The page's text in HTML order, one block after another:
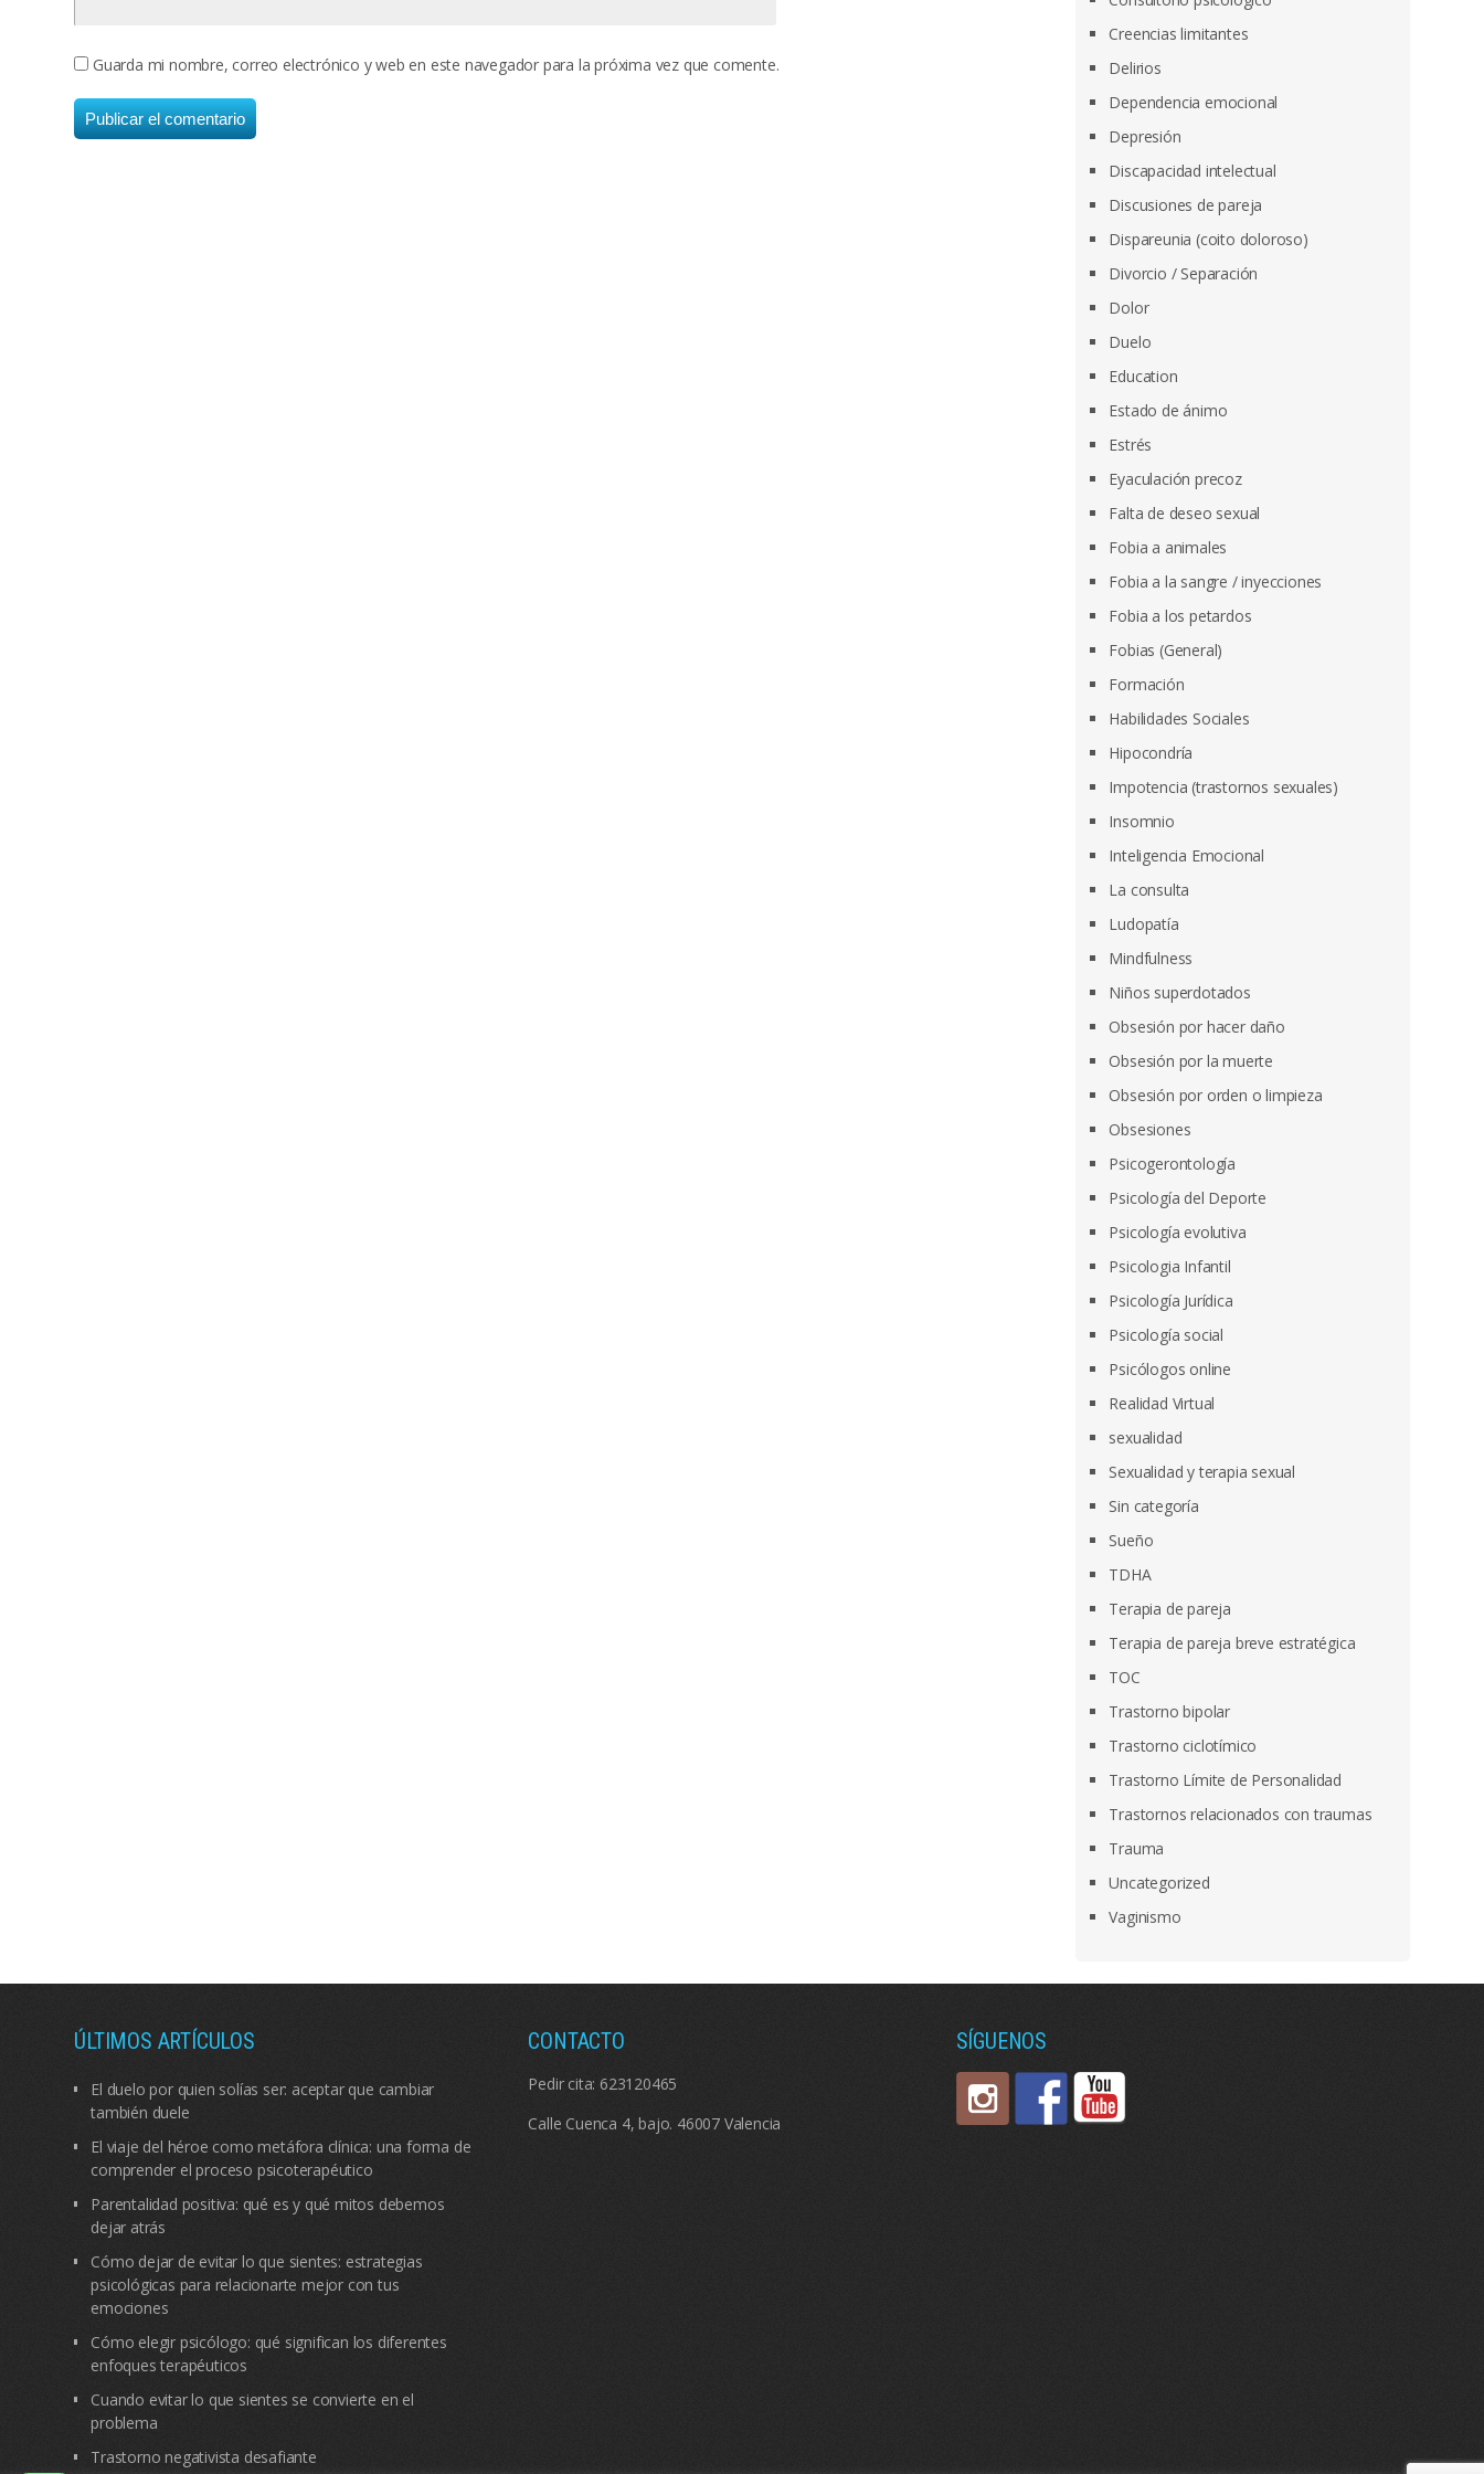
Guarda mi nombre, correo electrónico y web en este navegador para la próxima vez que comente.
Creencias limitantes
Delirios
Dependencia emocional
Depresión
Discapacidad intelectual
Discusiones de pareja
Dispareunia (coito doloroso)
Divorcio / Separación
Dolor
Duelo
Education
Estado de ánimo
Estrés
Eyaculación precoz
Falta de deseo sexual
Fobia a animales
Fobia a la sangre / inyecciones
Fobia a los petardos
Fobias (General)
Formación
Habilidades Sociales
Hipocondría
Impotencia (trastornos sexuales)
Insomnio
Inteligencia Emocional
La consulta
Ludopatía
Mindfulness
Niños superdotados
Obsesión por hacer daño
Obsesión por la muerte
Obsesión por orden o limpieza
Obsesiones
Psicogerontología
Psicología del Deporte
Psicología evolutiva
Psicologia Infantil
Psicología Jurídica
Psicología social
Psicólogos online
Realidad Virtual
sexualidad
Sexualidad y terapia sexual
Sin categoría
Sueño
TDHA
Terapia de pareja
Terapia de pareja breve estratégica
TOC
Trastorno bipolar
Trastorno ciclotímico
Trastorno Límite de Personalidad
Trastornos relacionados con traumas
Trauma
Uncategorized
Vaginismo
ÚLTIMOS ARTÍCULOS
El duelo por quien solías ser: aceptar que cambiar
también duele
El viaje del héroe como metáfora clínica: una forma de
comprender el proceso psicoterapéutico
Parentalidad positiva: qué es y qué mitos debemos
dejar atrás
Cómo dejar de evitar lo que sientes: estrategias
psicológicas para relacionarte mejor con tus
emociones
Cómo elegir psicólogo: qué significan los diferentes
enfoques terapéuticos
Cuando evitar lo que sientes se convierte en el
problema
Trastorno negativista desafiante
CONTACTO
Pedir cita: 623120465
Calle Cuenca 4, bajo. 46007 Valencia
SÍGUENOS